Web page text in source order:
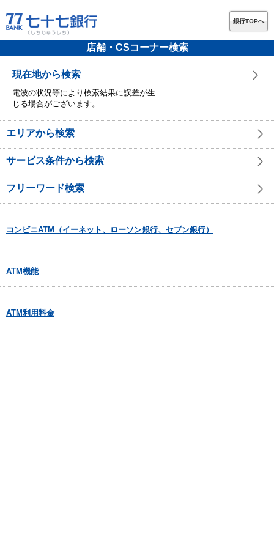
銀行TOPへ
店舗・CSコーナー検索
現在地から検索
電波の状況等により検索結果に誤差が生
じる場合がございます。
エリアから検索
サービス条件から検索
フリーワード検索
コンビニATM（イーネット、ローソン銀行、セブン銀行）
ATM機能
ATM利用料金